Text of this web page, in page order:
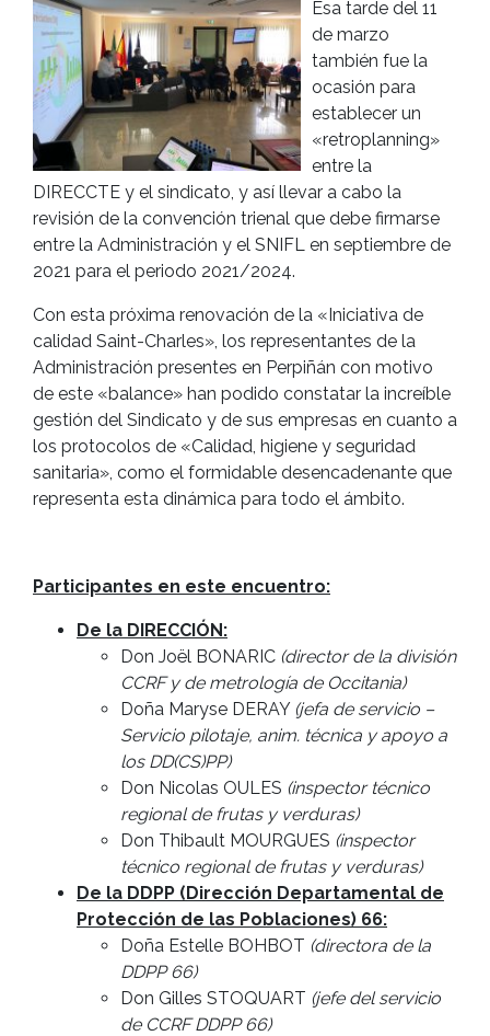
Esa tarde del 11
de marzo
también fue la
ocasión para
establecer un
«retroplanning»
entre la
DIRECCTE y el sindicato, y así llevar a cabo la
revisión de la convención trienal que debe firmarse
entre la Administración y el SNIFL en septiembre de
2021 para el periodo 2021/2024.
Con esta próxima renovación de la «Iniciativa de
calidad Saint-Charles», los representantes de la
Administración presentes en Perpiñán con motivo
de este «balance» han podido constatar la increíble
gestión del Sindicato y de sus empresas en cuanto a
los protocolos de «Calidad, higiene y seguridad
sanitaria», como el formidable desencadenante que
representa esta dinámica para todo el ámbito.
Participantes en este encuentro:
De la DIRECCIÓN:
Don Joël BONARIC (director de la división
CCRF y de metrología de Occitania)
Doña Maryse DERAY (jefa de servicio –
Servicio pilotaje, anim. técnica y apoyo a
los DD(CS)PP)
Don Nicolas OULES (inspector técnico
regional de frutas y verduras)
Don Thibault MOURGUES (inspector
técnico regional de frutas y verduras)
De la DDPP (Dirección Departamental de
Protección de las Poblaciones) 66:
Doña Estelle BOHBOT (directora de la
DDPP 66)
Don Gilles STOQUART (jefe del servicio
de CCRF DDPP 66)